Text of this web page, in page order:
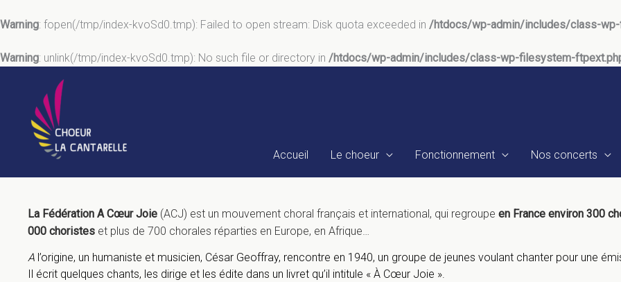
Warning: fopen(/tmp/index-kvoSd0.tmp): Failed to open stream: Disk quota exceeded in /htdocs/wp-admin/includes/class-
Warning: unlink(/tmp/index-kvoSd0.tmp): No such file or directory in /htdocs/wp-admin/includes/class-wp-filesystem-
contenu
Accueil Le choeur Fonctionnement Nos concerts
La Fédération A Cœur Joie (ACJ) est un mouvement choral français et international, qui regroupe en France environ 300
000 choristes et plus de 700 chorales réparties en Europe, en Afrique…
A l’origine, un humaniste et musicien, César Geoffray, rencontre en 1940, un groupe de jeunes voulant chanter pour une
Il écrit quelques chants, les dirige et les édite dans un livret qu’il intitule « À Cœur Joie ».